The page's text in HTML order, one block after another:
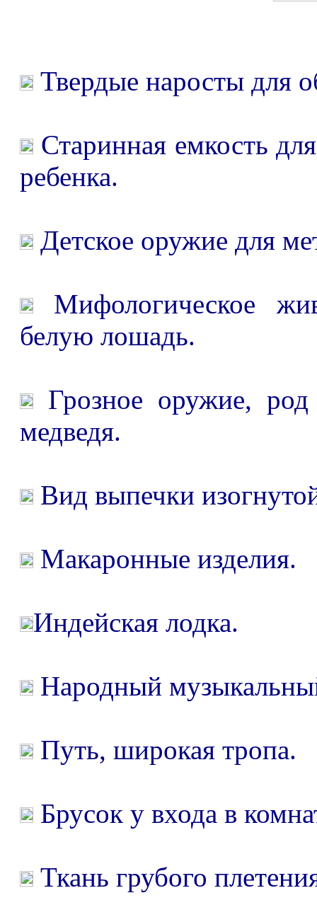
Твердые наросты для
Старинная емкость
ребенка.
Детское оружие для
Мифологическое
белую лошадь.
Грозное оружие,
медведя.
Вид выпечки
Макаронные изделия.
Индейская лодка.
Народный
Путь, широкая тропа.
Брусок у входа в
Ткань грубого